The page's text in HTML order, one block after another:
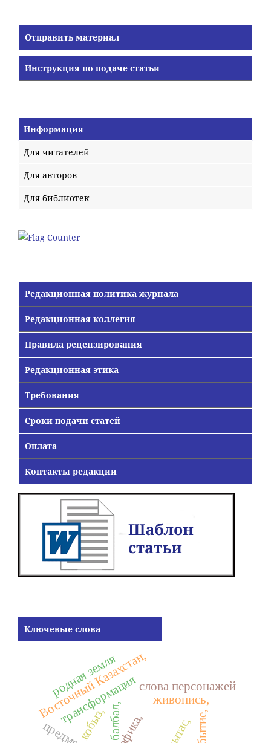
Отправить материал
Инструкция по подаче статьи
Информация
Для читателей
Для авторов
Для библиотек
Редакционная политика журнала
Редакционная коллегия
Правила рецензирования
Редакционная этика
Требования
Сроки подачи статей
Оплата
Контакты редакции
Ключевые слова
живопись,
кобыз,балбал,
трансформация
Восточный Казахстан,
родная земля слова персонажей